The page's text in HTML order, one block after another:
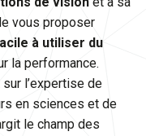
vous proposer
à utiliser du
la performance.
l’expertise de
en sciences et de
le champ des